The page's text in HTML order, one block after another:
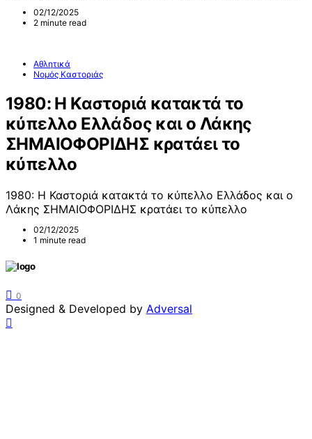
02/12/2025
2 minute read
Αθλητικά
Νομός Καστοριάς
1980: Η Καστοριά κατακτά το
κύπελλο Ελλάδος και ο Λάκης
ΣΗΜΑΙΟΦΟΡΙΔΗΣ κρατάει το
κύπελλο
1980: Η Καστοριά κατακτά το κύπελλο Ελλάδος και ο
Λάκης ΣΗΜΑΙΟΦΟΡΙΔΗΣ κρατάει το κύπελλο
02/12/2025
1 minute read
0
Designed & Developed by Adversal